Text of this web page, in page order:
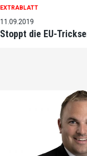
EXTRABLATT
11.09.2019
Stoppt die EU-